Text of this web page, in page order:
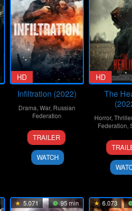
HD
Infiltration (2022)
Drama, War, Russian
Federation
2
Jun
2022
Aleksey
Chadov
TRAILER
WATCH
HD
The
Horror, Thriller
Federation,
1
5.071 95 min 6.073